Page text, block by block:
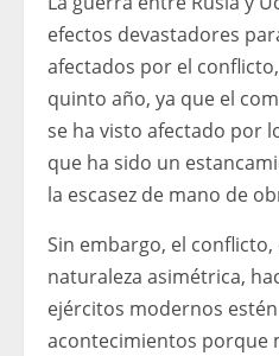
efectos devastadores
afectados por el
quinto año, ya que el
se ha visto afectado por
que ha sido un
la escasez de mano de
Sin embargo, el conflicto,
naturaleza asimétrica,
ejércitos modernos
acontecimientos porque